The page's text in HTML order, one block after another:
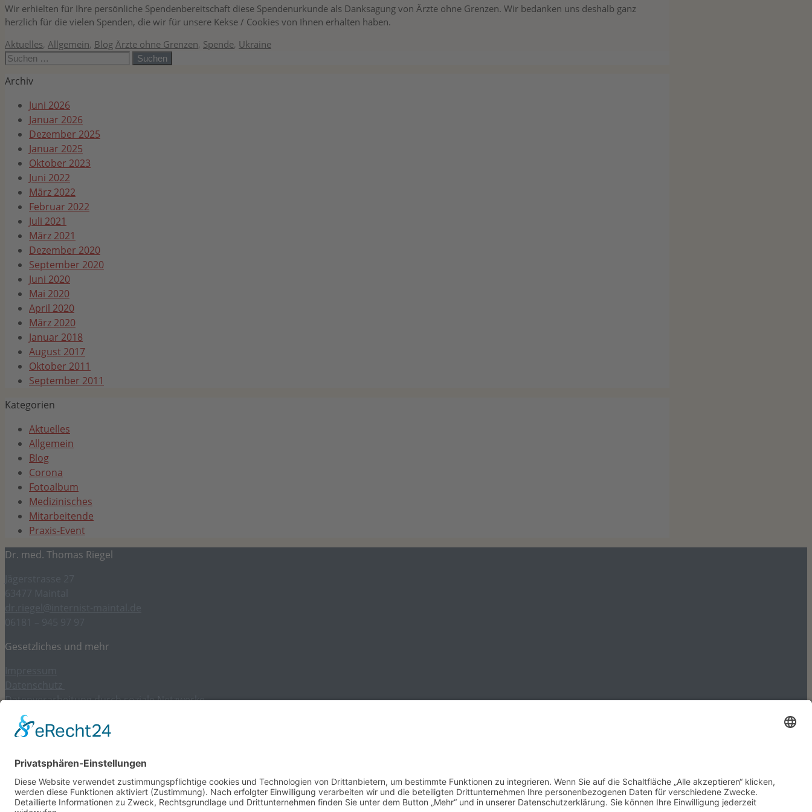
Wir erhielten für Ihre persönliche Spendenbereitschaft diese Spendenurkunde als Danksagung von Ärzte ohne Grenzen. Wir bedanken uns deshalb ganz
herzlich für die vielen Spenden, die wir für unsere Kekse / Cookies von Ihnen erhalten haben.
Kategorien
Aktuelles, Allgemein, Blog Schlagwörter
Ärzte ohne Grenzen, Spende, Ukraine
Suchen
Archiv
Juni 2026
Januar 2026
Dezember 2025
Januar 2025
Oktober 2023
Juni 2022
März 2022
Februar 2022
Juli 2021
März 2021
Dezember 2020
September 2020
Juni 2020
Mai 2020
April 2020
März 2020
Januar 2018
August 2017
Oktober 2011
September 2011
Kategorien
Aktuelles
Allgemein
Blog
Corona
Fotoalbum
Medizinisches
Mitarbeitende
Praxis-Event
Dr. med. Thomas Riegel
Gesetzliches und mehr
Datenverarbeitung durch soziale Netzwerke
Kontakt
Cookie-Einstellungen
April 2026 -Frau Daniela Greh, unsere „Dani“ – im wohlverdienten Ruhestand
Juni 2026 – Frau Astrid Mann kommt ins Team
Januar 2026 – Frau Ebru Yancar aus der Elternzeit zurück